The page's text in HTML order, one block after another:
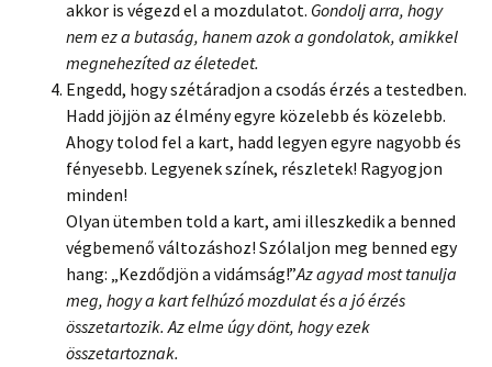
akkor is végezd el a mozdulatot. Gondolj arra, hogy
nem ez a butaság, hanem azok a gondolatok, amikkel
megnehezíted az életedet.
Engedd, hogy szétáradjon a csodás érzés a testedben.
Hadd jöjjön az élmény egyre közelebb és közelebb.
Ahogy tolod fel a kart, hadd legyen egyre nagyobb és
fényesebb. Legyenek színek, részletek! Ragyogjon
minden!
Olyan ütemben told a kart, ami illeszkedik a benned
végbemenő változáshoz! Szólaljon meg benned egy
hang: „Kezdődjön a vidámság!”Az agyad most tanulja
meg, hogy a kart felhúzó mozdulat és a jó érzés
összetartozik. Az elme úgy dönt, hogy ezek
összetartoznak.